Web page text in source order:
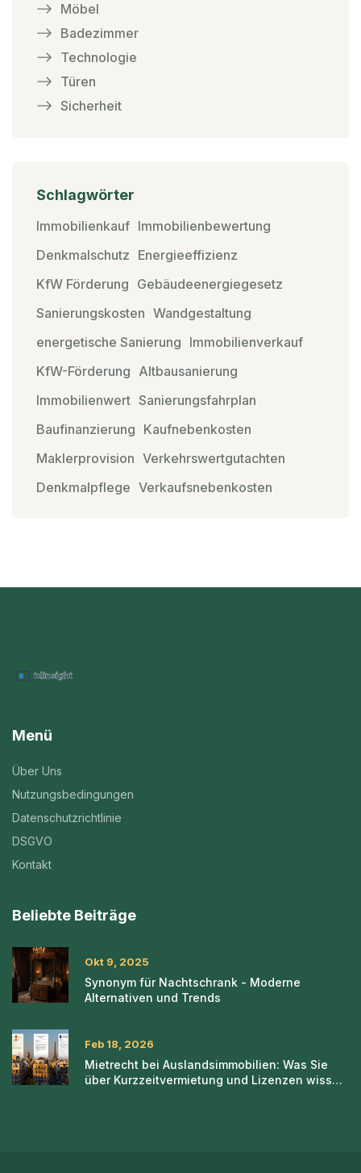
Möbel
Badezimmer
Technologie
Türen
Sicherheit
Schlagwörter
Immobilienkauf Immobilienbewertung
Denkmalschutz Energieeffizienz
KfW Förderung Gebäudeenergiegesetz
Sanierungskosten Wandgestaltung
energetische Sanierung Immobilienverkauf
KfW-Förderung Altbausanierung
Immobilienwert Sanierungsfahrplan
Baufinanzierung Kaufnebenkosten
Maklerprovision Verkehrswertgutachten
Denkmalpflege Verkaufsnebenkosten
Menü
Über Uns
Nutzungsbedingungen
Datenschutzrichtlinie
DSGVO
Kontakt
Beliebte Beiträge
Okt 9, 2025
Synonym für Nachtschrank - Moderne
Alternativen und Trends
Feb 18, 2026
Mietrecht bei Auslandsimmobilien: Was Sie
über Kurzzeitvermietung und Lizenzen wissen